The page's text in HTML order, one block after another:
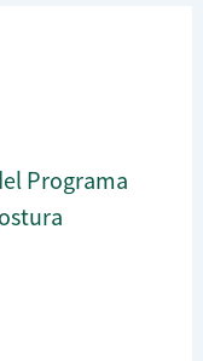
Programa